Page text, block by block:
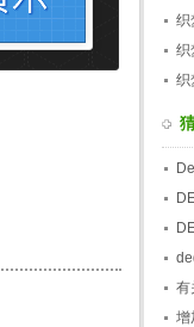
织
的
织
后
织
题
有
增